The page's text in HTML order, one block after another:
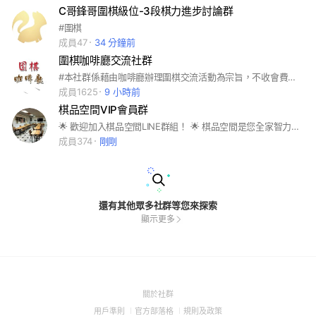
C哥鋒哥圍棋級位-3段棋力進步討論群
#圍棋
成員47
34 分鐘前
圍棋咖啡廳交流社群
#本社群係藉由咖啡廳辦理圍棋交流活動為宗旨，不收會費不營利，不談政治與宗教等有爭議話題，歡迎對圍棋有興趣的朋友加入我們！
成員1625
9 小時前
棋品空間VIP會員群
🌟 歡迎加入棋品空間LINE群組！ 🌟 棋品空間是您全家智力運動與休閑好去處。作為非營利組織，我們提供快樂的棋藝活動,定期會員另享專屬福利： 1. 活動優先：會員專享優惠和活動最新消息。 2. 加值識別：定期加值會員請加註會員編號。 更多信息：訪問官網 https://gocafe.space 獲得詳情。 👉 一起推動棋藝文化，享受健康思維的樂趣！
成員374
剛剛
還有其他眾多社群等您來探索
顯示更多
關於社群(Open
用戶準則 (Open
官方部落格 (Open
規則及政策(Open